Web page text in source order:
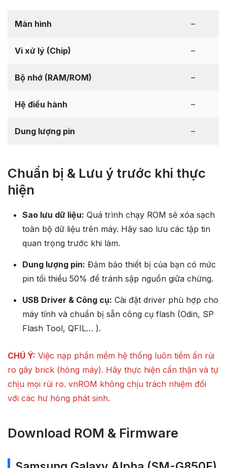
Màn hình –
Vi xử lý (Chip) –
Bộ nhớ (RAM/ROM) –
Hệ điều hành –
Dung lượng pin –
Chuẩn bị & Lưu ý trước khi thực
hiện
Sao lưu dữ liệu: Quá trình chạy ROM sẽ xóa sạch
toàn bộ dữ liệu trên máy. Hãy sao lưu các tập tin
quan trọng trước khi làm.
Dung lượng pin: Đảm bảo thiết bị của bạn có mức
pin tối thiểu 50% để tránh sập nguồn giữa chừng.
USB Driver & Công cụ: Cài đặt driver phù hợp cho
máy tính và chuẩn bị sẵn công cụ flash (Odin, SP
Flash Tool, QFIL… ).
CHÚ Ý: Việc nạp phần mềm hệ thống luôn tiềm ẩn rủi
ro gây brick (hỏng máy). Hãy thực hiện cẩn thận và tự
chịu mọi rủi ro. vnROM không chịu trách nhiệm đối
với các hư hỏng phát sinh.
Download ROM & Firmware